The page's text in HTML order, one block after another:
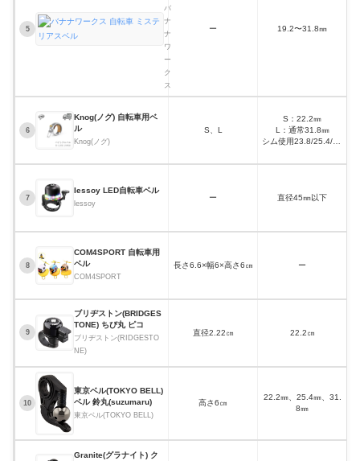
5
ワ
ー
ス
自
転
車
ミ
ス
ル
バ
ナ
ナ
ワ
ー
ク
ス
ー 19.2〜31.8㎜
6
Knog(ノグ) 自転車用ベ
ル
Knog(ノグ)
S、L
S：22.2㎜
L：通常31.8㎜
シム使用23.8/25.4/26
(with shim)/25.4/26/3
7
Iessoy LED自転車ベル
lessoy
ー 直径45㎜以下
8
COM4SPORT 自転車用
ベル
COM4SPORT
長さ6.6×幅6×高さ6㎝ ー
9
ブリヂストン(BRIDGES
TONE) ちび丸 ピコ
ブリヂストン(RIDGESTO
NE)
直径2.22㎝ 22.2㎝
10
東京ベル(TOKYO BELL)
ベル 鈴丸(suzumaru)
東京ベル(TOKYO BELL)
高さ6㎝
22.2㎜、25.4㎜、31.
8㎜
Granite(グラナイト) ク